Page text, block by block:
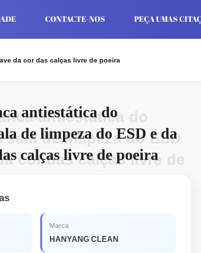
CONTACTE-NOS PEÇA UMAS
da cor das calças livre de poeira
antiestática do
de limpeza do ESD e da
calças livre de poeira
antiestática do
de limpeza do ESD
cor das calças livre de
Marca
HANYANG CLEAN